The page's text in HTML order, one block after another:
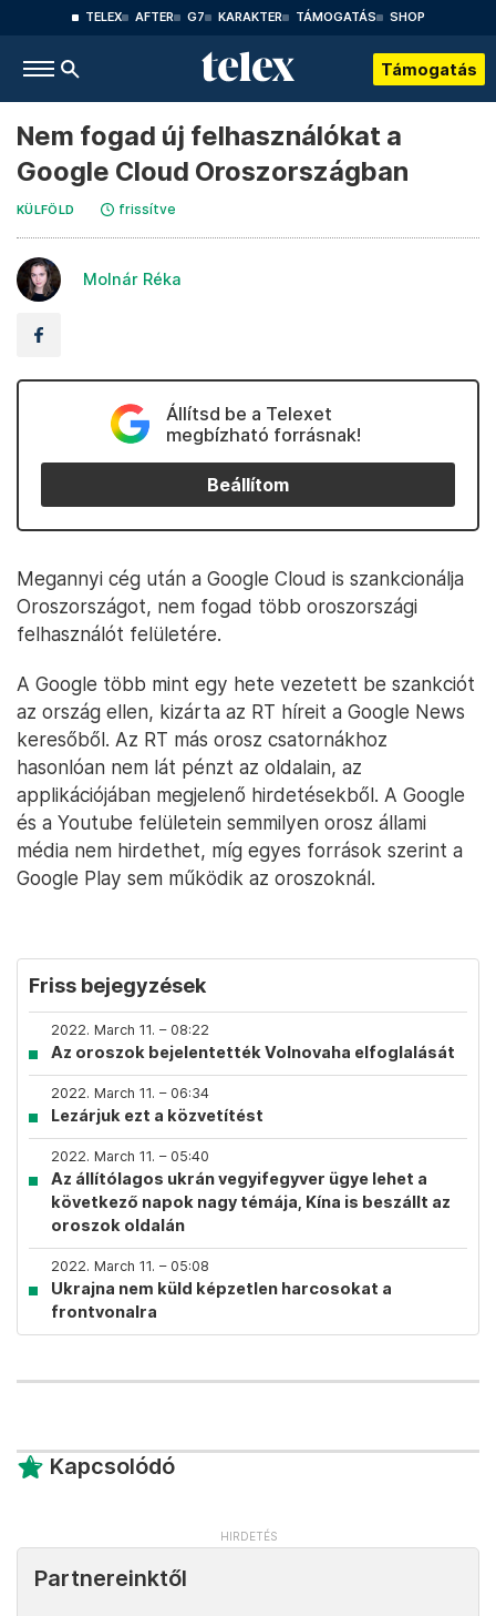
TELEX AFTER G7 KARAKTER TÁMOGATÁS SHOP
Támogatás
Nem fogad új felhasználókat a
Google Cloud Oroszországban
KÜLFÖLD frissítve
Molnár Réka
Állítsd be a Telexet
megbízható forrásnak!
Beállítom
Megannyi cég után a Google Cloud is szankcionálja
Oroszországot, nem fogad több oroszországi
felhasználót felületére.
A Google több mint egy hete vezetett be szankciót
az ország ellen, kizárta az RT híreit a Google News
keresőből. Az RT más orosz csatornákhoz
hasonlóan nem lát pénzt az oldalain, az
applikációjában megjelenő hirdetésekből. A Google
és a Youtube felületein semmilyen orosz állami
média nem hirdethet, míg egyes források szerint a
Google Play sem működik az oroszoknál.
Friss bejegyzések
2022. March 11. – 08:22
Az oroszok bejelentették Volnovaha elfoglalását
2022. March 11. – 06:34
Lezárjuk ezt a közvetítést
2022. March 11. – 05:40
Az állítólagos ukrán vegyifegyver ügye lehet a
következő napok nagy témája, Kína is beszállt az
oroszok oldalán
2022. March 11. – 05:08
Ukrajna nem küld képzetlen harcosokat a
frontvonalra
Kapcsolódó
Partnereinktől